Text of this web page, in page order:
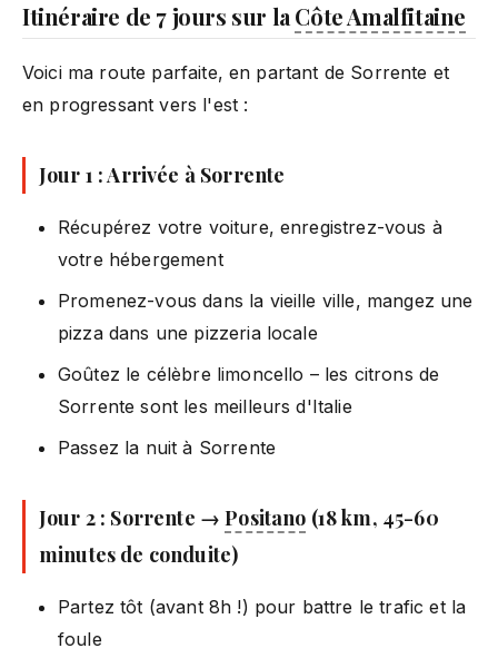
Itinéraire de 7 jours sur la Côte Amalfitaine
Voici ma route parfaite, en partant de Sorrente et
en progressant vers l'est :
Jour 1 : Arrivée à Sorrente
Récupérez votre voiture, enregistrez-vous à
votre hébergement
Promenez-vous dans la vieille ville, mangez une
pizza dans une pizzeria locale
Goûtez le célèbre limoncello – les citrons de
Sorrente sont les meilleurs d'Italie
Passez la nuit à Sorrente
Jour 2 : Sorrente →Positano (18 km, 45-60
minutes de conduite)
Partez tôt (avant 8h !) pour battre le trafic et la
foule